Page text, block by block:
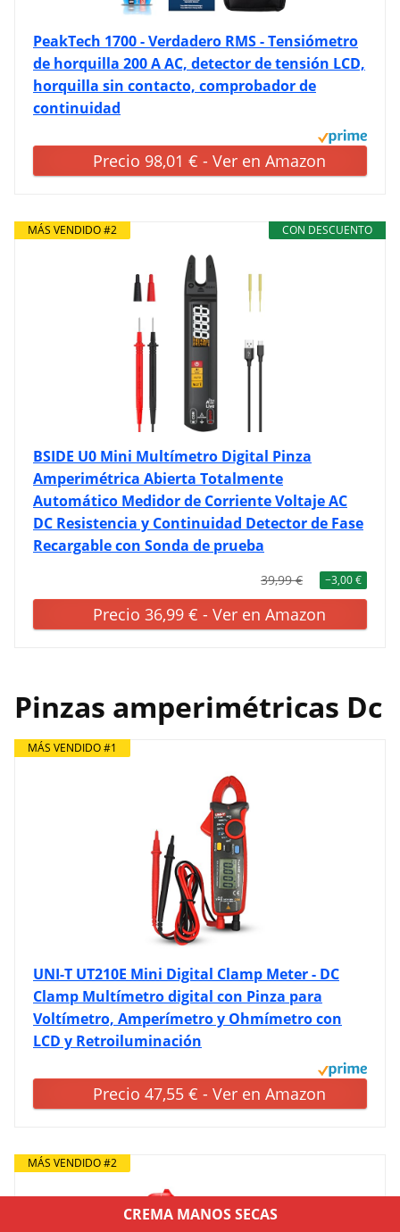
PeakTech 1700 - Verdadero RMS - Tensiómetro
de horquilla 200 A AC, detector de tensión LCD,
horquilla sin contacto, comprobador de
continuidad
Precio 98,01 € - Ver en Amazon
CON DESCUENTO
MÁS VENDIDO #2
BSIDE U0 Mini Multímetro Digital Pinza
Amperimétrica Abierta Totalmente
Automático Medidor de Corriente Voltaje AC
DC Resistencia y Continuidad Detector de Fase
Recargable con Sonda de prueba
39,99 € −3,00 €
Precio 36,99 € - Ver en Amazon
Pinzas amperimétricas Dc
MÁS VENDIDO #1
UNI-T UT210E Mini Digital Clamp Meter - DC
Clamp Multímetro digital con Pinza para
Voltímetro, Amperímetro y Ohmímetro con
LCD y Retroiluminación
Precio 47,55 € - Ver en Amazon
MÁS VENDIDO #2
CREMA MANOS SECAS